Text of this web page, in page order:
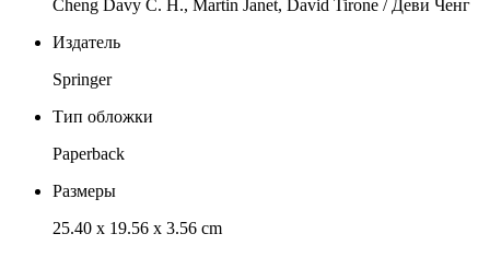
Cheng Davy C. H., Martin Janet, David Tirone / Деви Ченг
Издатель
Springer
Тип обложки
Paperback
Размеры
25.40 x 19.56 x 3.56 cm